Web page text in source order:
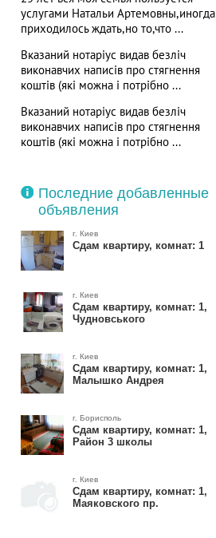
услугами Натальи Артемовны,иногда
приходилось ждать,но то,что ...
Вказаний нотаріус видав безліч
виконавчих написів про стягнення
коштів (які можна і потрібно ...
Вказаний нотаріус видав безліч
виконавчих написів про стягнення
коштів (які можна і потрібно ...
Последние добавленные
объявления
г. Киев
Сдам квартиру, комнат: 1
г. Киев
Сдам квартиру, комнат: 1,
Чудновського
г. Киев
Сдам квартиру, комнат: 1,
Малышко Андрея
г. Борисполь
Сдам квартиру, комнат: 1,
Район 3 школы
г. Киев
Сдам квартиру, комнат: 1,
Маяковского пр.